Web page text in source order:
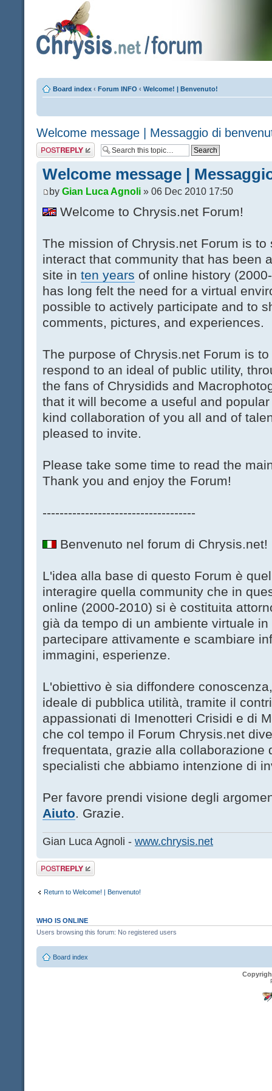
Board index ‹ Forum INFO ‹ Welcome! | Benvenuto!
Welcome message | Messaggio di
Post a reply
Welcome message |
by Gian Luca Agnoli » 06 Dec 2010 17:50
Welcome to Chrysis.net Forum!
The mission of Chrysis.net Forum is
interact that community that has been
site in ten years of online history
has long felt the need for a virtual
possible to actively participate and to
comments, pictures, and experiences.
The purpose of Chrysis.net Forum is
respond to an ideal of public utility,
the fans of Chrysidids and
that it will become a useful and
kind collaboration of you all and of
pleased to invite.
Please take some time to read the
Thank you and enjoy the Forum!
------------------------------------
Benvenuto nel forum di Chrysis.net!
L'idea alla base di questo Forum è
interagire quella community che in
online (2000-2010) si è costituita
già da tempo di un ambiente virtuale
partecipare attivamente e scambiare
immagini, esperienze.
L'obiettivo è sia diffondere
ideale di pubblica utilità, tramite il
appassionati di Imenotteri Crisidi e di
che col tempo il Forum Chrysis.net
frequentata, grazie alla collaborazione
specialisti che abbiamo intenzione di
Per favore prendi visione degli
Aiuto. Grazie.
Gian Luca Agnoli - www.chrysis.net
Post a reply
Return to Welcome! | Benvenuto!
WHO IS ONLINE
Users browsing this forum: No registered users
Board index